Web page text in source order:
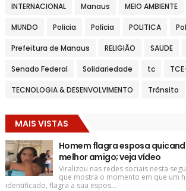
INTERNACIONAL Manaus MEIO AMBIENTE
MUNDO Policia Polícia POLITICA
Prefeitura de Manaus RELIGIÃO SAUDE
Senado Federal Solidariedade tc
TECNOLOGIA & DESENVOLVIMENTO Trânsito
MAIS VISTAS
Homem flagra esposa
melhor amigo; veja vídeo
Viralizou nas redes sociais nesta
que mostra o momento em que um
identificado, flagra a sua espos...